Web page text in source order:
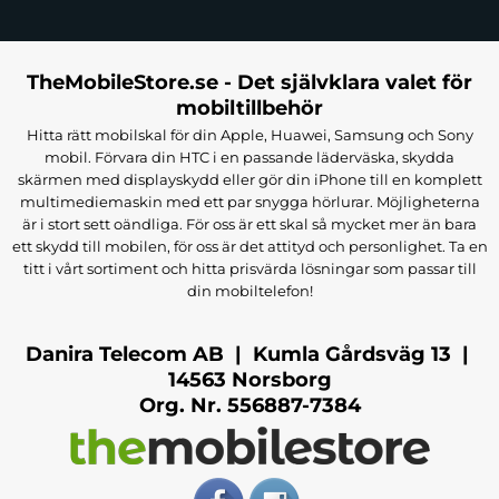
tillhörigheter.
vinterkylan med stil, skydd och praktiska funktioner. Oavsett om du
åker skidor, snowboard eller bara njuter av snöiga äventyr, erbjuder
dessa handskar en kombination av elegans och funktionalitet som
gör varje vinterdag bättre.
Tillverkare:Qunature
TheMobileStore.se - Det självklara valet för
mobiltillbehör
Hitta rätt mobilskal för din Apple, Huawei, Samsung och Sony
mobil. Förvara din HTC i en passande läderväska, skydda
skärmen med displayskydd eller gör din iPhone till en komplett
multimediemaskin med ett par snygga hörlurar. Möjligheterna
är i stort sett oändliga. För oss är ett skal så mycket mer än bara
ett skydd till mobilen, för oss är det attityd och personlighet. Ta en
titt i vårt sortiment och hitta prisvärda lösningar som passar till
din mobiltelefon!
Danira Telecom AB | Kumla Gårdsväg 13 |
14563 Norsborg
Org. Nr. 556887-7384